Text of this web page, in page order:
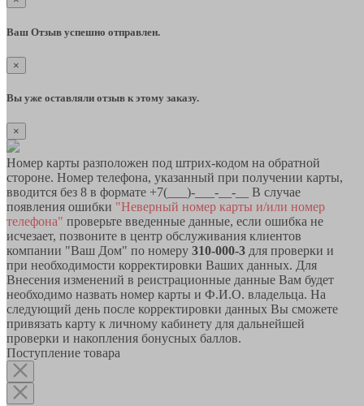
Ваш Отзыв успешно отправлен.
×
Вы уже оставляли отзыв к этому заказу.
×
Номер карты разположен под штрих-кодом на обратной
стороне. Номер телефона, указанный при получении карты,
вводится без 8 в формате +7(___)-___-__-__ В случае
появления ошибки "Неверный номер карты и/или номер
телефона" проверьте введенные данные, если ошибка не
исчезает, позвоните в центр обслуживания клиентов
компании "Ваш Дом" по номеру 310-000-3 для проверки и
при необходимости корректировки Ваших данных. Для
Внесения изменений в реистрационные данные Вам будет
необходимо назвать номер карты и Ф.И.О. владельца. На
следующий день после корректировки данных Вы сможете
привязать карту к личному кабинету для дальнейшей
проверки и накопления бонусных баллов.
Поступление товара